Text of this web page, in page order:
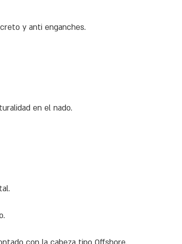
y anti enganches.
en el nado.